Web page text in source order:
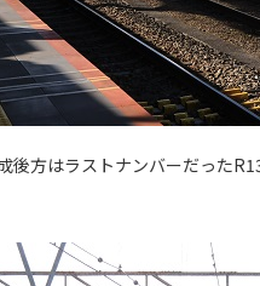
後方はラストナンバーだった